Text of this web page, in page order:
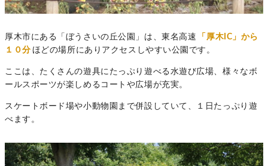
厚木市にある「ぼうさいの丘公園」は、東名高速
「厚木IC」から
１０分 ほどの場所にありアクセスしやすい公園です。
ここは、たくさんの遊具にたっぷり遊べる水遊び広場、様々なボ
ールスポーツが楽しめるコートや広場が充実。
スケートボード場や小動物園まで併設していて、１日たっぷり遊
べます。